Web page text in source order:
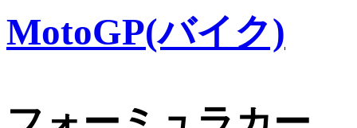
MotoGP(バイク)